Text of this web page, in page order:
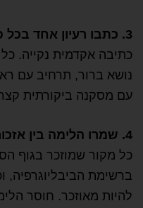
3. כתבו רעיון אחד בכל פסקה:
כתיבה אקדמית נקייה.
נושא ברור, תרחיב עם
עם מסקנה ביקורתית
4. שמרו הלימה בין אזכורים לרשימת המקורות:
כל מקור שמוזכר בגוף
ברשימת הביבליוגרפיה,
להיות מאוזכר. חוסר